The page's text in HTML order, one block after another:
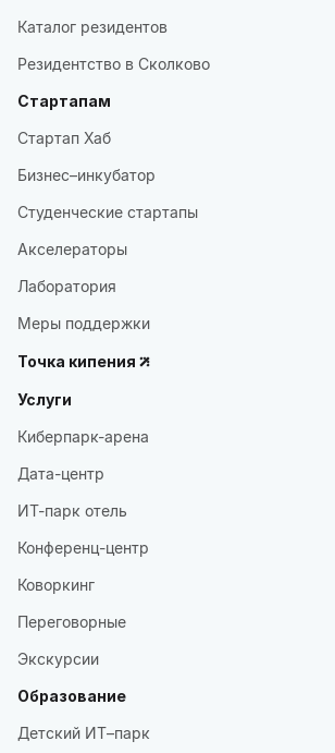
Каталог резидентов
Резидентство в Сколково
Стартапам
Стартап Хаб
Бизнес–инкубатор
Студенческие стартапы
Акселераторы
Лаборатория
Меры поддержки
Точка кипения
Услуги
Киберпарк-арена
Дата-центр
ИТ-парк отель
Конференц-центр
Коворкинг
Переговорные
Экскурсии
Образование
Детский ИТ–парк